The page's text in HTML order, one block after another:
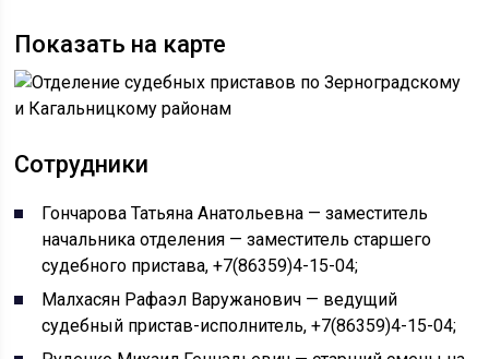
Показать на карте
Сотрудники
Гончарова Татьяна Анатольевна — заместитель
начальника отделения — заместитель старшего
судебного пристава, +7(86359)4-15-04;
Малхасян Рафаэл Варужанович — ведущий
судебный пристав-исполнитель, +7(86359)4-15-04;